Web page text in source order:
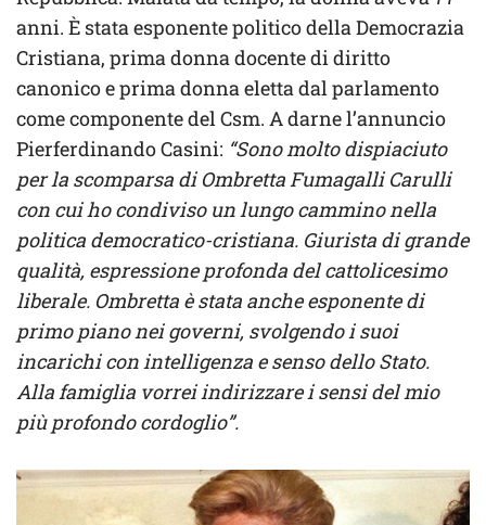
anni. È stata esponente politico della Democrazia
Cristiana, prima donna docente di diritto
canonico e prima donna eletta dal parlamento
come componente del Csm. A darne l’annuncio
Pierferdinando Casini: “Sono molto dispiaciuto
per la scomparsa di Ombretta Fumagalli Carulli
con cui ho condiviso un lungo cammino nella
politica democratico-cristiana. Giurista di grande
qualità, espressione profonda del cattolicesimo
liberale. Ombretta è stata anche esponente di
primo piano nei governi, svolgendo i suoi
incarichi con intelligenza e senso dello Stato.
Alla famiglia vorrei indirizzare i sensi del mio
più profondo cordoglio”.